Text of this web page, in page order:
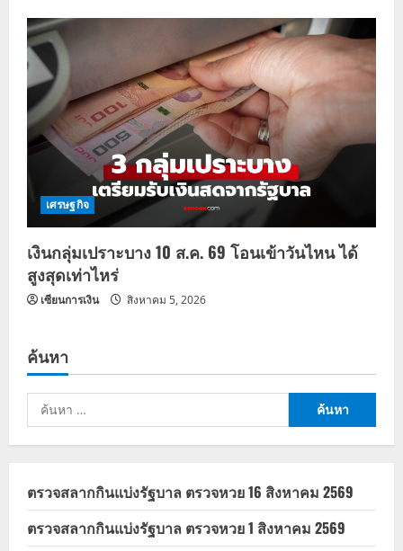
เศรษฐกิจ
เงินกลุ่มเปราะบาง 10 ส.ค. 69 โอนเข้าวันไหน ได้
สูงสุดเท่าไหร่
เซียนการเงิน สิงหาคม 5, 2026
ค้นหา
ค้นหา
สำหรับ:
ตรวจสลากกินแบ่งรัฐบาล ตรวจหวย 16 สิงหาคม 2569
ตรวจสลากกินแบ่งรัฐบาล ตรวจหวย 1 สิงหาคม 2569